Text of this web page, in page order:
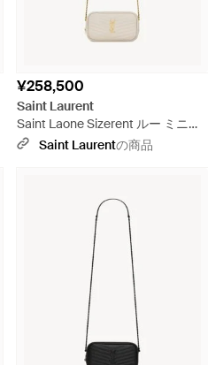
¥258,500
Saint Laurent
Saint Laone Sizerent ルー ミニバ
ッグ（キルティングレザー） - ホ
Saint Laurentの商品